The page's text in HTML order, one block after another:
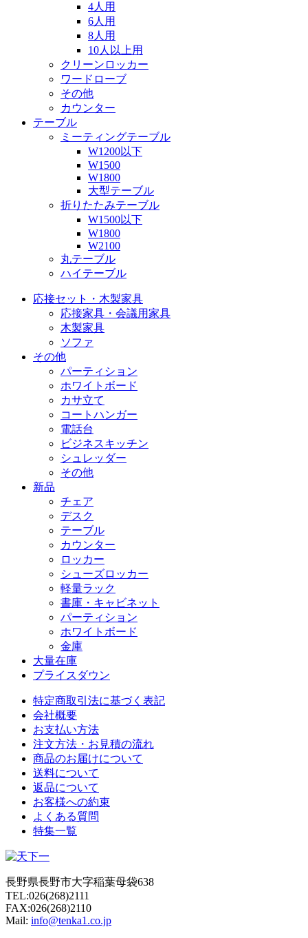
4人用
6人用
8人用
10人以上用
クリーンロッカー
ワードローブ
その他
カウンター
テーブル
ミーティングテーブル
W1200以下
W1500
W1800
大型テーブル
折りたたみテーブル
W1500以下
W1800
W2100
丸テーブル
ハイテーブル
応接セット・木製家具
応接家具・会議用家具
木製家具
ソファ
その他
パーティション
ホワイトボード
カサ立て
コートハンガー
電話台
ビジネスキッチン
シュレッダー
その他
新品
チェア
デスク
テーブル
カウンター
ロッカー
シューズロッカー
軽量ラック
書庫・キャビネット
パーティション
ホワイトボード
金庫
大量在庫
プライスダウン
特定商取引法に基づく表記
会社概要
お支払い方法
注文方法・お見積の流れ
商品のお届けについて
送料について
返品について
お客様への約束
よくある質問
特集一覧
長野県長野市大字稲葉母袋638
TEL:026(268)2111
FAX:026(268)2110
Mail: info@tenka1.co.jp